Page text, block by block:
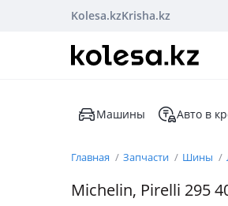
Kolesa.kzKrisha.kz
Машины Авто в
Главная Запчасти Шины
Michelin, Pirelli 295